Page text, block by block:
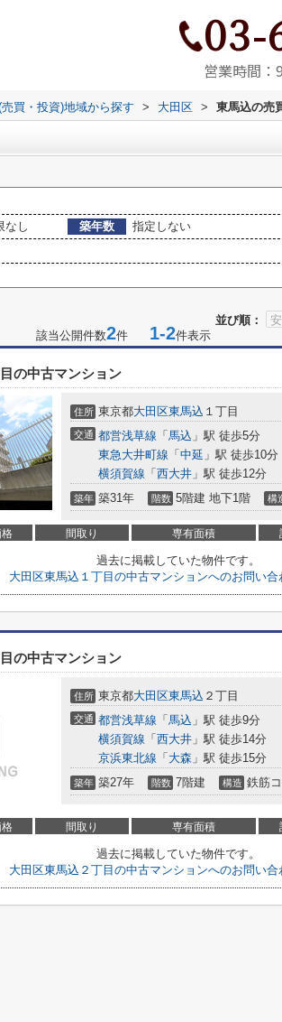
03-
営業時間
売買・投資)地域から探す > 大田区 > 東馬込の売
なし 築年数
指定しない
並び順：
該当公開件数2件 1-2件表示
の中古マンション
住所 東京都大田区東馬込 １丁目
交通 都営浅草線 「 馬込 」駅 徒歩5分
東急大井町線 「 中延 」駅 徒歩10分
横須賀線 「 西大井 」駅 徒歩12分
築年 築31年 階数 5階建 地下1階 構
間取り 専有面積
過去に掲載していた物件です。
大田区東馬込１丁目の中古マンションへのお問い合
の中古マンション
住所 東京都大田区東馬込 ２丁目
交通 都営浅草線 「 馬込 」駅 徒歩9分
横須賀線 「 西大井 」駅 徒歩14分
京浜東北線 「 大森 」駅 徒歩15分
築年 築27年 階数 7階建 構造 鉄筋
間取り 専有面積
過去に掲載していた物件です。
大田区東馬込２丁目の中古マンションへのお問い合